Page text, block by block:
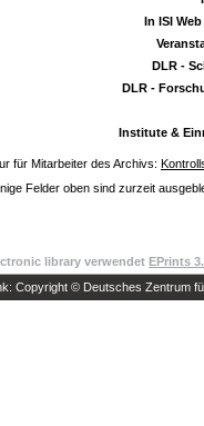
In ISI
DLR -
DLR -
Institute &
für Mitarbeiter des Archivs:
Felder oben sind zurzeit
library verwendet EPrints
Copyright © Deutsches Zentrum